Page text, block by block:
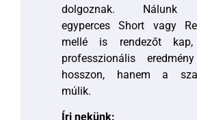
dolgoznak. Nálunk
egyperces Short vagy
mellé is rendezőt
professzionális
hosszon, hanem a
múlik.
Írj nekünk: